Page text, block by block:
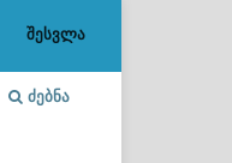
ᲫᲔᲑᲜᲐ
შესვლა